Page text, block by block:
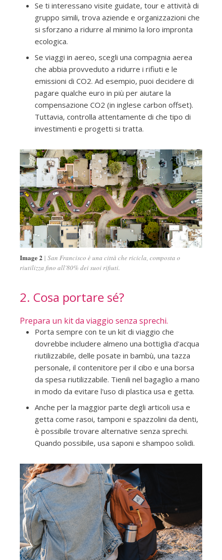
Se ti interessano visite guidate, tour e attività di
gruppo simili, trova aziende e organizzazioni che
si sforzano a ridurre al minimo la loro impronta
ecologica.
Se viaggi in aereo, scegli una compagnia aerea
che abbia provveduto a ridurre i rifiuti e le
emissioni di CO2. Ad esempio, puoi decidere di
pagare qualche euro in più per aiutare la
compensazione CO2 (in inglese carbon offset).
Tuttavia, controlla attentamente di che tipo di
investimenti e progetti si tratta.
Image 2
San Francisco è una città che ricicla, composta o
riutilizza fino all'80% dei suoi rifiuti.
2. Cosa portare sé?
Prepara un kit da viaggio senza sprechi.
Porta sempre con te un kit di viaggio che
dovrebbe includere almeno una bottiglia d'acqua
riutilizzabile, delle posate in bambù, una tazza
personale, il contenitore per il cibo e una borsa
da spesa riutilizzabile. Tienili nel bagaglio a mano
in modo da evitare l'uso di plastica usa e getta.
Anche per la maggior parte degli articoli usa e
getta come rasoi, tamponi e spazzolini da denti,
è possibile trovare alternative senza sprechi.
Quando possibile, usa saponi e shampoo solidi.